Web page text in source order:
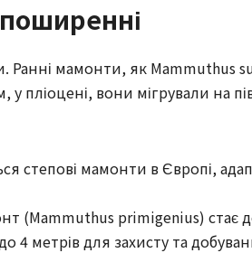
Ранні мамонти, як Mammuthus
у пліоцені, вони мігрували на
степові мамонти в Європі,
(Mammuthus primigenius) стає
метрів для захисту та